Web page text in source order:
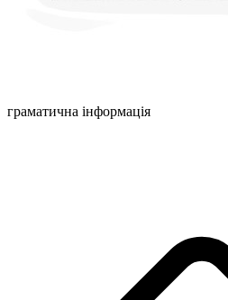
граматична інформація